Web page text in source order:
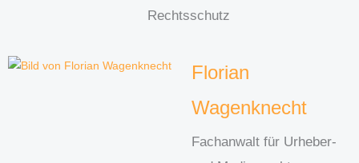
Rechtsschutz
Florian
Wagenknecht
Fachanwalt für Urheber-